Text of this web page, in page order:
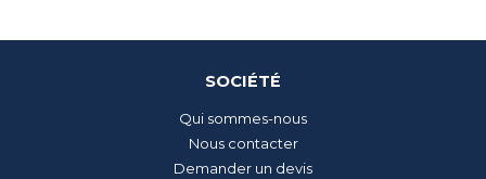
SOCIÉTÉ
Qui sommes-nous
Nous contacter
Demander un devis